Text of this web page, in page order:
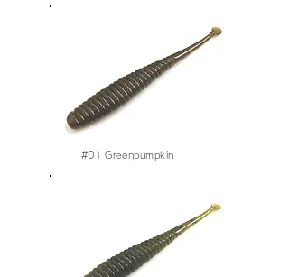
#01 Greenpumpkin